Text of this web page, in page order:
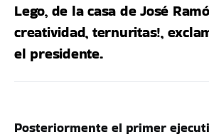
Lego, de la casa de José
creatividad, ternuritas!,
el presidente.
Posteriormente el primer